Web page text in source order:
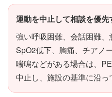
運動を中止して相談を優先
強い呼吸困難、会話困難
SpO2低下、胸痛、チアノ
喘鳴などがある場合は、
中止し、施設の基準に沿っ